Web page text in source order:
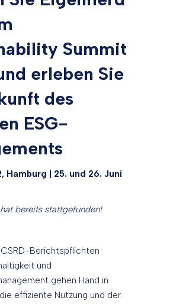
Summit
erleben Sie
des
ESG-
Hamburg | 25. und 26. Juni
bereits stattgefunden!
Berichtspflichten
und
gehen Hand in
effiziente Nutzung und der